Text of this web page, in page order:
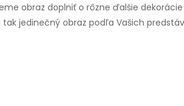
obraz doplniť o rôzne ďalšie
jedinečný obraz podľa Vašich